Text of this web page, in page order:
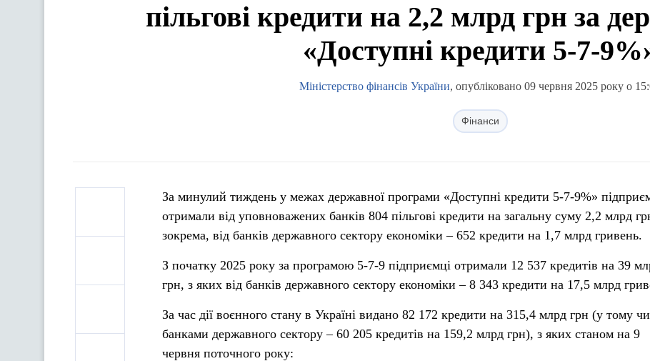
пільгові кредити на 2,2 млрд грн за
«Доступні кредити 5-7-
Міністерство фінансів України, опубліковано 09 червня 2025 року о
Фінанси
За минулий тиждень у межах державної програми «Доступні кредити 5-7-9%»
отримали від уповноважених банків 804 пільгові кредити на загальну суму 2,2 млрд
зокрема, від банків державного сектору економіки – 652 кредити на 1,7 млрд гривень.
З початку 2025 року за програмою 5-7-9 підприємці отримали 12 537 кредитів на 39
грн, з яких від банків державного сектору економіки – 8 343 кредити на 17,5 млрд
За час дії воєнного стану в Україні видано 82 172 кредити на 315,4 млрд грн (у тому
банками державного сектору – 60 205 кредитів на 159,2 млрд грн), з яких станом на 9
червня поточного року: